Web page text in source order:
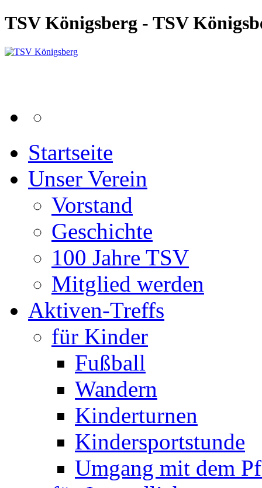
TSV Königsberg - TSV
Startseite
Unser Verein
Vorstand
Geschichte
100 Jahre TSV
Mitglied werden
Aktiven-Treffs
für Kinder
Fußball
Wandern
Kinderturnen
Kindersportstunde
Umgang mit dem